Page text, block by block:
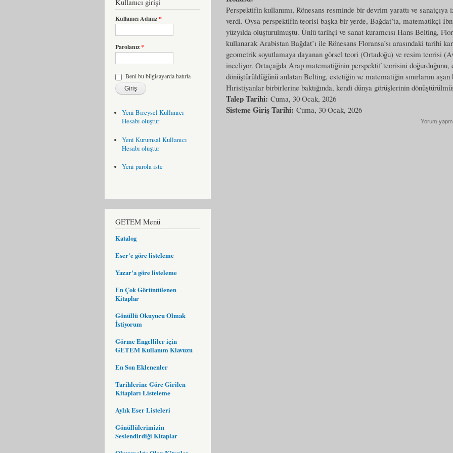
Kullanıcı Adınız*
Parolanız*
Beni bu bilgisayarda hatırla
Yeni Bireysel Kullanıcı
Hesabı oluştur
Yeni Kurumsal Kullanıcı
Hesabı oluştur
Yeni parola iste
GETEM Menü
Katalog
Eser'e göre listeleme
Yazar'a göre listeleme
En Çok Görüntülenen
Kitaplar
Gönüllü Okuyucu Olmak
İstiyorum
Görme Engelliler için
GETEM Kullanım Klavuzu
En Son Eklenenler
Tarihlerine Göre Girilen
Kitapları Listeleme
Aylık Eser Listeleri
Gönüllülerimizin
Seslendirdiği Kitaplar
Perspektifin kullanımı, Rönesans resminde bir devrim yarattı ve sanatçıya
verdi. Oysa perspektifin teorisi başka bir yerde, Bağdat’ta, matematikçi
yüzyılda oluşturulmuştu. Ünlü tarihçi ve sanat kuramcısı Hans Belting,
kullanarak Arabistan Bağdat’ı ile Rönesans Floransa’sı arasındaki tarihi
geometrik soyutlamaya dayanan görsel teori (Ortadoğu) ve resim teorisi
inceliyor. Ortaçağda Arap matematiğinin perspektif teorisini doğurduğunu,
dönüştürüldüğünü anlatan Belting, estetiğin ve matematiğin sınırlarını
Hıristiyanlar birbirlerine baktığında, kendi dünya görüşlerinin
Talep Tarihi: Cuma, 30 Ocak, 2026
Sisteme Giriş Tarihi: Cuma, 30 Ocak, 2026
Yorum